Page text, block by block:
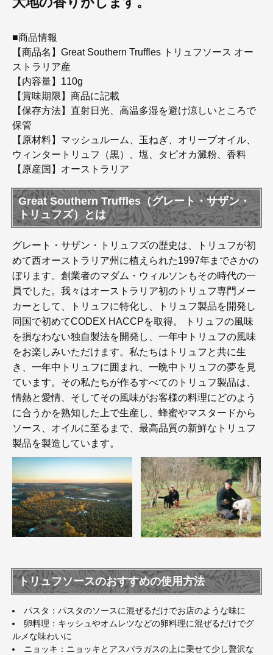
■商品情報
【商品名】Great Southern Truffles トリュフソース オー
ストラリア産
【内容量】110g
【賞味期限】商品に記載
【保存方法】直射日光、高温多湿を避け涼しいところで
保管
【原材料】マッシュルーム、玉ねぎ、オリーブオイル、
ウィンタートリュフ（黒）、塩、タピオカ澱粉、香料
【原産国】オーストラリア
Great Southern Truffles（グレート・サザン・
トリュフズ）とは
グレート・サザン・トリュフズの歴史は、トリュフが初
めて西オーストラリア州に植えられた1997年までさかの
ぼります。創業者のマダム・ウィルソンもその時代の一
員でした。我々はオーストラリア初のトリュフ専門メー
カーとして、トリュフに特化し、トリュフ製品を開発し
同国で初めてCODEX HACCPを取得。 トリュフの風味
を損なわない独自製法を開発し、一年中トリュフの風味
をお楽しみいただけます。私たちはトリュフと共に生
き、一年中トリュフに囲まれ、一晩中トリュフの夢を見
ています。その私たちが作るすべてのトリュフ製品は、
情熱と愛情、そしてその風味がお客様の料理にどのよう
に合うかを熟知した上で生産し、蜂蜜やマスタードから
ソース、オイルに至るまで、最高品質の新鮮なトリュフ
製品を製造しています。
トリュフソースのおすすめの使用方法
パスタ：パスタのソースに混ぜるだけでお店のような味に
卵料理：キッシュやオムレツなどの卵料理に混ぜるだけでグ
ルメな味わいに
ニョッキ：ニョッキとアスパラガスの上に乗せて少し贅沢な